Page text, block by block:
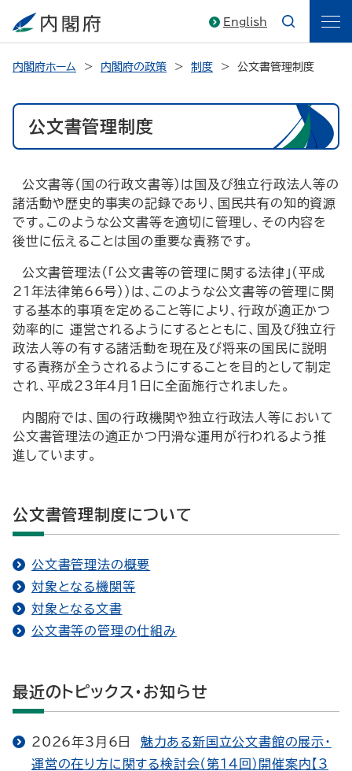
English
内閣府ホーム 内閣府の政策 制度 公文書管理制度
公文書管理制度
公文書等（国の行政文書等）は国及び独立行政法人等の
諸活動や歴史的事実の記録であり、国民共有の知的資源
です。このような公文書等を適切に管理し、その内容を
後世に伝えることは国の重要な責務です。
公文書管理法（「公文書等の管理に関する法律」(平成
21年法律第66号)）は、このような公文書等の管理に関
する基本的事項を定めること等により、行政が適正かつ
効率的に 運営されるようにするとともに、国及び独立行
政法人等の有する諸活動を現在及び将来の国民に説明
する責務が全うされるようにすることを目的として制定
され、平成23年4月1日に全面施行されました。
内閣府では、国の行政機関や独立行政法人等において
公文書管理法の適正かつ円滑な運用が行われるよう推
進しています。
公文書管理制度について
公文書管理法の概要
対象となる機関等
対象となる文書
公文書等の管理の仕組み
最近のトピックス・お知らせ
2026年3月6日 魅力ある新国立公文書館の展示・
運営の在り方に関する検討会（第14回）開催案内【3